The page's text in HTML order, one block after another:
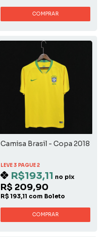
COMPRAR
Camisa Brasil - Copa 2018
LEVE 3 PAGUE 2
R$193,11 no pix
R$ 209,90
R$ 193,11 com Boleto
COMPRAR